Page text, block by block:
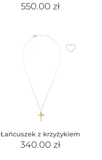
550.00 zł
Łańcuszek z krzyżykiem
340.00 zł